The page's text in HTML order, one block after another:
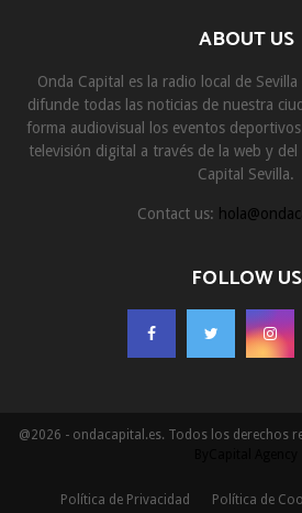
ABOUT US
Onda Capital es la radio local de
difunde todas las noticias de nuestra
forma audiovisual los eventos
televisión digital a través de la web y del
Capital Sevilla.
Contact us:
FOLLOW US
@2026 - ondacapital.es. Todos los derechos
Política de Privacidad Política de